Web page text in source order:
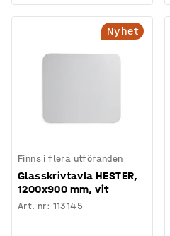
Nyhet
Finns i flera utföranden
Glasskrivtavla HESTER,
1200x900 mm, vit
Art. nr: 113145